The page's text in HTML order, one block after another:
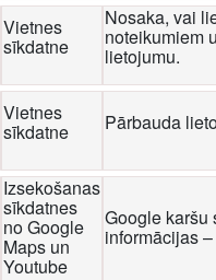
Vietnes
sīkdatne
Nosaka, vai
noteikumiem
lietojumu.
Vietnes
sīkdatne Pārbauda
Izsekošanas
sīkdatnes
no Google
Maps un
Youtube
Google karšu
informācijas –